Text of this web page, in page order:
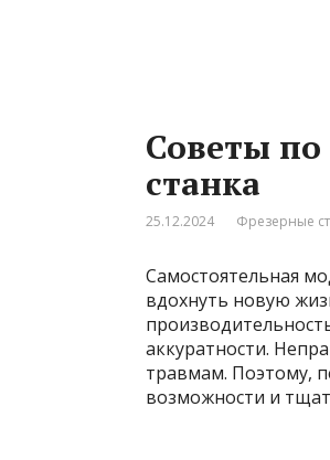
Советы
станка
25.12.2024 Фрезерные
Самостоятельная
вдохнуть новую
аккуратности.
травмам. Поэтому,
возможности и